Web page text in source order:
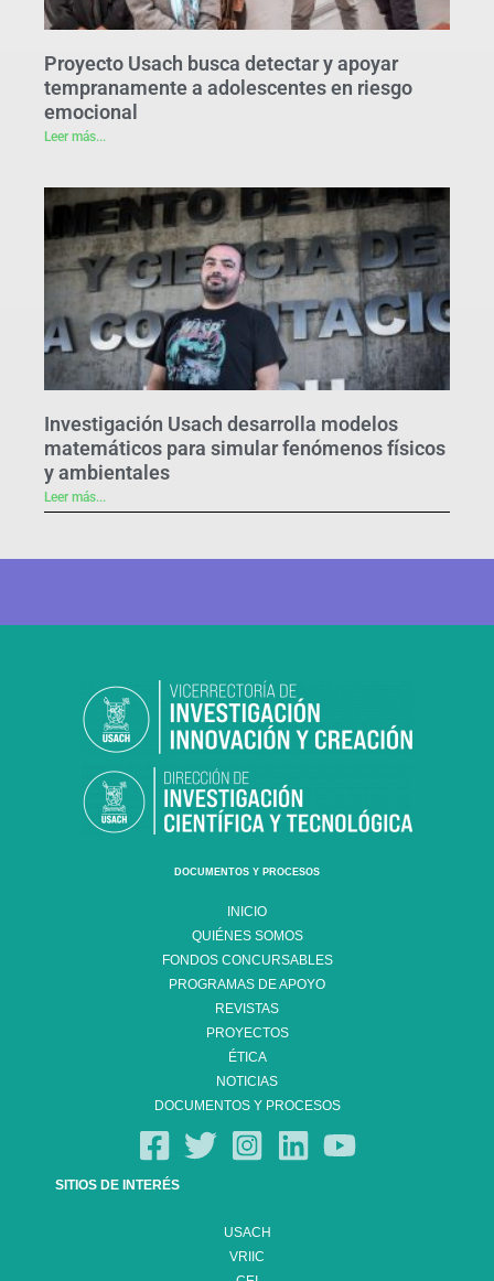
Proyecto Usach busca detectar y apoyar
tempranamente a adolescentes en riesgo
emocional
Leer más...
Investigación Usach desarrolla modelos
matemáticos para simular fenómenos físicos
y ambientales
Leer más...
DOCUMENTOS Y PROCESOS
INICIO
QUIÉNES SOMOS
FONDOS CONCURSABLES
PROGRAMAS DE APOYO
REVISTAS
PROYECTOS
ÉTICA
NOTICIAS
DOCUMENTOS Y PROCESOS
SITIOS DE INTERÉS
USACH
VRIIC